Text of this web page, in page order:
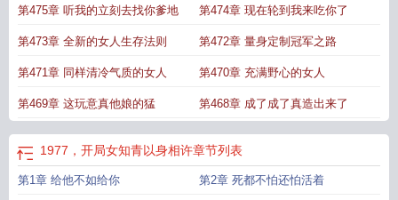
从知青开始开局女知青以身相许219 开局女知青以身相许4031977开局女知青
集1977开局女知青以身相许 笔趣阁 1977开局女知青以身相许txt开局女知青以
身相许纵横开局女知青以身相许 第20章开局女知青以身相许401
知青以身相许1977开局女知青以身相许最新章节阅读1977开局女知青以身相许
321977开局女知青以身相许林火旺开局女知青以身相许短剧
第475章 听我的立刻去找你爹地 第474章 现在轮到我来吃你了
第473章 全新的女人生存法则 第472章 量身定制冠军之路
第471章 同样清冷气质的女人 第470章 充满野心的女人
第469章 这玩意真他娘的猛 第468章 成了成了真造出来了
1977，开局女知青以身相许章节列表
第1章 给他不如给你 第2章 死都不怕还怕活着